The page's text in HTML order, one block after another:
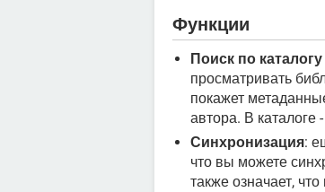
Функции
Поиск по
просматривать
покажет
автора. В каталоге
Синхронизация:
что вы можете
также означает,